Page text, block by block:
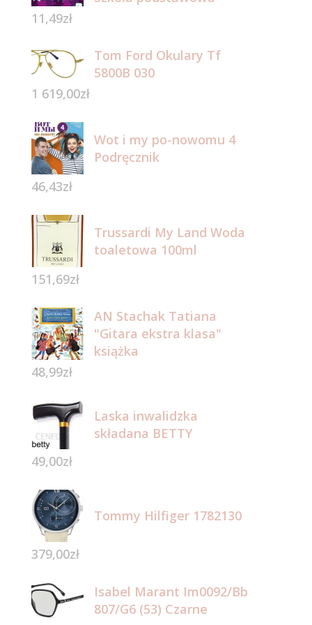
11,49zł
Tom Ford Okulary Tf
5800B 030
1 619,00zł
Wot i my po-nowomu 4
Podręcznik
46,43zł
Trussardi My Land Woda
toaletowa 100ml
151,69zł
AN Stachak Tatiana
"Gitara ekstra klasa"
książka
48,99zł
Laska inwalidzka
składana BETTY
49,00zł
Tommy Hilfiger 1782130
379,00zł
Isabel Marant Im0092/Bb
807/G6 (53) Czarne